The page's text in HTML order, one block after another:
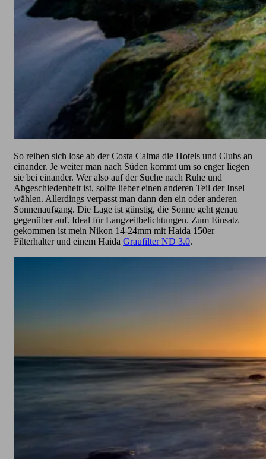
So reihen sich lose ab der Costa Calma die Hotels und Clubs an
einander. Je weiter man nach Süden kommt um so enger liegen
sie bei einander. Wer also auf der Suche nach Ruhe und
Abgeschiedenheit ist, sollte lieber einen anderen Teil der Insel
wählen. Allerdings verpasst man dann den ein oder anderen
Sonnenaufgang. Die Lage ist günstig, die Sonne geht genau
gegenüber auf. Ideal für Langzeitbelichtungen. Zum Einsatz
gekommen ist mein Nikon 14-24mm mit Haida 150er
Filterhalter und einem Haida Graufilter ND 3.0.